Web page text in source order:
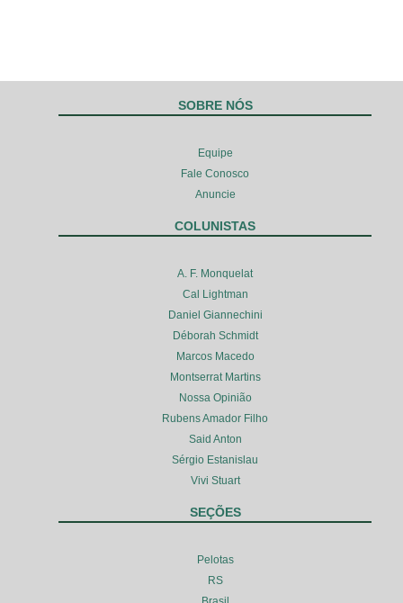
SOBRE NÓS
Equipe
Fale Conosco
Anuncie
COLUNISTAS
A. F. Monquelat
Cal Lightman
Daniel Giannechini
Déborah Schmidt
Marcos Macedo
Montserrat Martins
Nossa Opinião
Rubens Amador Filho
Said Anton
Sérgio Estanislau
Vivi Stuart
SEÇÕES
Pelotas
RS